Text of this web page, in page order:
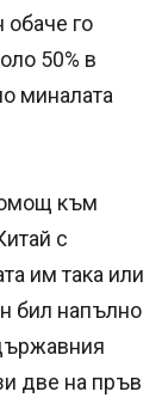
обаче го
50% в
миналата
към
с
им така или
бил напълно
две на пръв